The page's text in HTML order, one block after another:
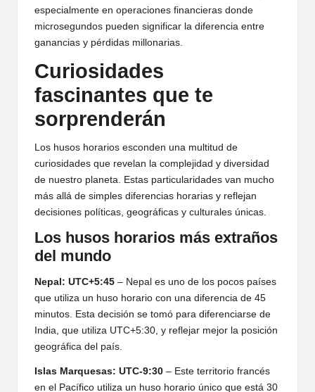
especialmente en operaciones financieras donde
microsegundos pueden significar la diferencia entre
ganancias y pérdidas millonarias.
Curiosidades
fascinantes que te
sorprenderán
Los husos horarios esconden una multitud de
curiosidades que revelan la complejidad y diversidad
de nuestro planeta. Estas particularidades van mucho
más allá de simples diferencias horarias y reflejan
decisiones políticas, geográficas y culturales únicas.
Los husos horarios más extraños
del mundo
Nepal: UTC+5:45 – Nepal es uno de los pocos países
que utiliza un huso horario con una diferencia de 45
minutos. Esta decisión se tomó para diferenciarse de
India, que utiliza UTC+5:30, y reflejar mejor la posición
geográfica del país.
Islas Marquesas: UTC-9:30 – Este territorio francés
en el Pacífico utiliza un huso horario único que está 30